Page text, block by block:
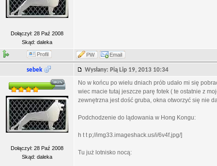
Dołączył: 28 Paź 2008
Skąd: daleka
Profil PW Email
sebek Wysłany: Pią Lip 19, 2013 10:34
Dołączył: 28 Paź 2008
Skąd: daleka
No w końcu po wielu dniach prób udało mi się
wiec macie tutaj jeszcze parę fotek ( te ostatnie z
zewnętrzna jest dość gruba, okna otworzyć się nie
Podchodzenie do lądowania w Hong Kongu:
h t t p;//img33.imageshack.us/i/6v4f.jpg/]
Tu już lotnisko nocą: